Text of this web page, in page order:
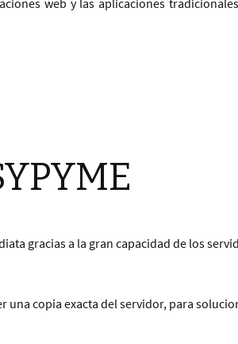
web y las aplicaciones
gracias a la gran capacidad de los
una copia exacta del servidor, para